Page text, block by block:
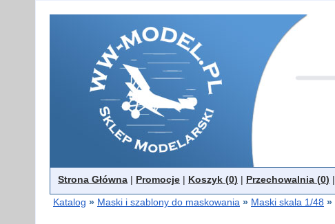
Strona Główna | Promocje | Koszyk (0) | Przechowalnia (0) |
Katalog » Maski i szablony do maskowania » Maski skala 1/48 »